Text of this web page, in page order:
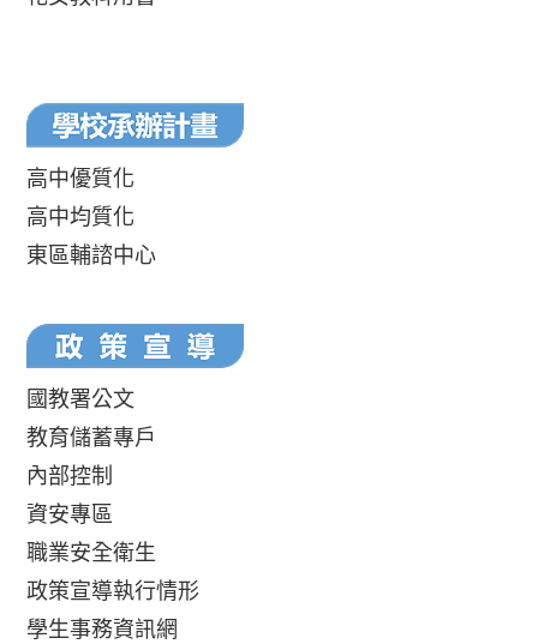
高中優質化
高中均質化
東區輔諮中心
國教署公文
教育儲蓄專戶
內部控制
資安專區
職業安全衛生
政策宣導執行情形
學生事務資訊網